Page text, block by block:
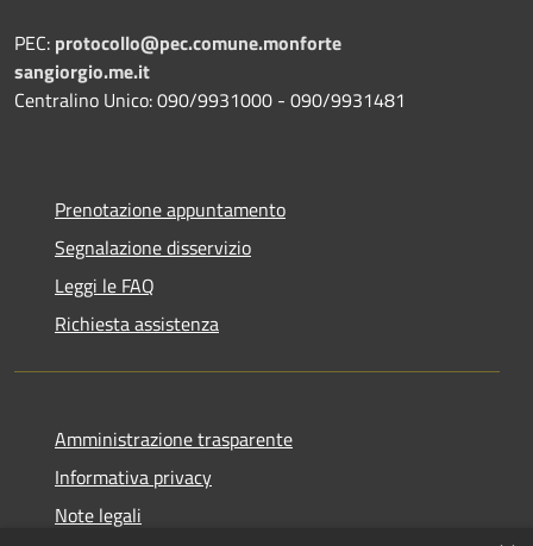
PEC: protocollo@pec.comune.monforte
sangiorgio.me.it
Centralino Unico: 090/9931000 - 090/9931481
Prenotazione appuntamento
Segnalazione disservizio
Leggi le FAQ
Richiesta assistenza
Amministrazione trasparente
Informativa privacy
Note legali